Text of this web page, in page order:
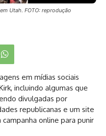
Utah. FOTO: reprodução
em mídias sociais
incluindo algumas que
divulgadas por
republicanas e um site
online para punir